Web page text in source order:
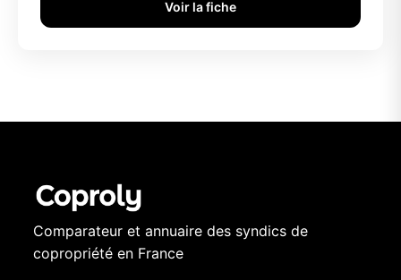
Voir la fiche
Comparateur et annuaire des syndics de
copropriété en France